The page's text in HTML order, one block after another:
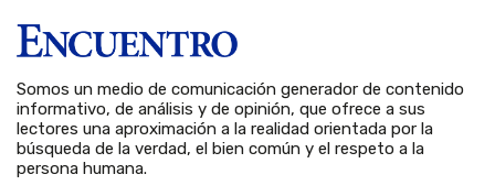
Somos un medio de comunicación generador de contenido
informativo, de análisis y de opinión, que ofrece a sus
lectores una aproximación a la realidad orientada por la
búsqueda de la verdad, el bien común y el respeto a la
persona humana.